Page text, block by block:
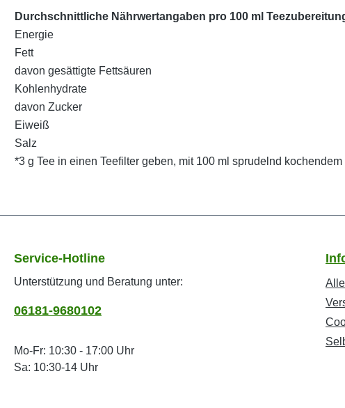
Durchschnittliche Nährwertangaben pro 100 ml
Energie
Fett
davon gesättigte Fettsäuren
Kohlenhydrate
davon Zucker
Eiweiß
Salz
*3 g Tee in einen Teefilter geben, mit 100 ml sprudelnd
Service-Hotline
Unterstützung und Beratung unter:
06181-9680102
Mo-Fr: 10:30 - 17:00 Uhr
Sa: 10:30-14 Uhr